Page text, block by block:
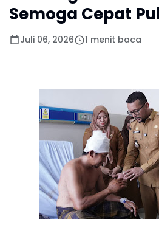
Semoga Cepat
Juli 06, 2026 1 menit baca